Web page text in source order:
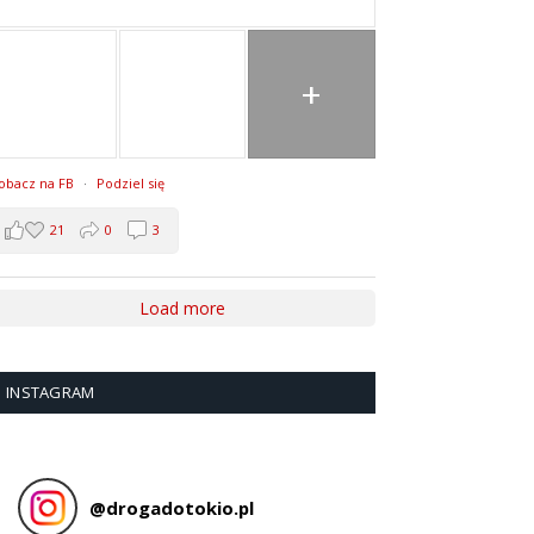
+
na FB · Podziel się
21 0 3
Load more
INSTAGRAM
@drogadotokio.pl